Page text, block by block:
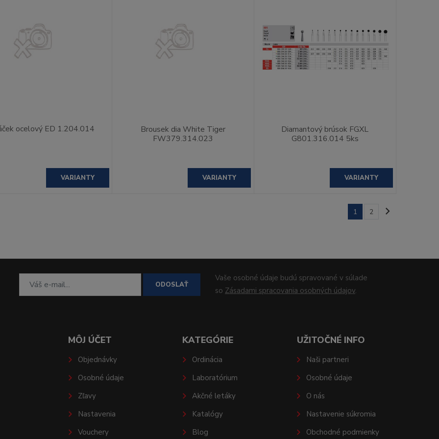
ocelový ED 1.204.014
VARIANTY
Brousek dia White Tiger
FW379.314.023
VARIANTY
Diamantový brúsok FGXL
G801.316.014 5ks
VARIANTY
1 2
ODOSLAŤ
Vaše osobné údaje budú spravované v súlade
so Zásadami spracovania osobných údajov.
MÔJ ÚČET
Objednávky
Osobné údaje
Zľavy
Nastavenia
Vouchery
KATEGÓRIE
Ordinácia
Laboratórium
Akčné letáky
Katalógy
Blog
UŽITOČNÉ INFO
Naši partneri
Osobné údaje
O nás
Nastavenie súkromia
Obchodné podmienky